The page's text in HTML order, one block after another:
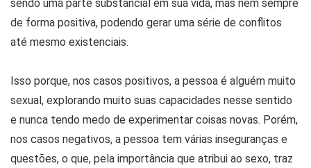
sendo uma parte substancial em sua vida, mas nem sempre
de forma positiva, podendo gerar uma série de conflitos
até mesmo existenciais.
Isso porque, nos casos positivos, a pessoa é alguém muito
sexual, explorando muito suas capacidades nesse sentido
e nunca tendo medo de experimentar coisas novas. Porém,
nos casos negativos, a pessoa tem várias inseguranças e
questões, o que, pela importância que atribui ao sexo, traz